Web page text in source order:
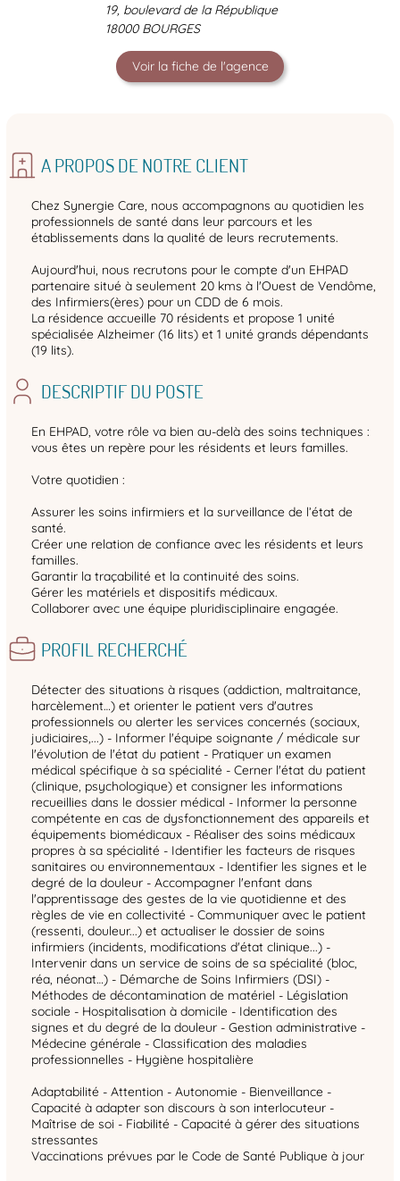
19, boulevard de la République
18000 BOURGES
Voir la fiche de l'agence
A PROPOS DE NOTRE CLIENT
Chez Synergie Care, nous accompagnons au quotidien les
professionnels de santé dans leur parcours et les
établissements dans la qualité de leurs recrutements.
Aujourd'hui, nous recrutons pour le compte d'un EHPAD
partenaire situé à seulement 20 kms à l'Ouest de Vendôme,
des Infirmiers(ères) pour un CDD de 6 mois.
La résidence accueille 70 résidents et propose 1 unité
spécialisée Alzheimer (16 lits) et 1 unité grands dépendants
(19 lits).
DESCRIPTIF DU POSTE
En EHPAD, votre rôle va bien au-delà des soins techniques :
vous êtes un repère pour les résidents et leurs familles.
Votre quotidien :
Assurer les soins infirmiers et la surveillance de l’état de
santé.
Créer une relation de confiance avec les résidents et leurs
familles.
Garantir la traçabilité et la continuité des soins.
Gérer les matériels et dispositifs médicaux.
Collaborer avec une équipe pluridisciplinaire engagée.
PROFIL RECHERCHÉ
Détecter des situations à risques (addiction, maltraitance,
harcèlement…) et orienter le patient vers d'autres
professionnels ou alerter les services concernés (sociaux,
judiciaires,...) - Informer l'équipe soignante / médicale sur
l'évolution de l'état du patient - Pratiquer un examen
médical spécifique à sa spécialité - Cerner l'état du patient
(clinique, psychologique) et consigner les informations
recueillies dans le dossier médical - Informer la personne
compétente en cas de dysfonctionnement des appareils et
équipements biomédicaux - Réaliser des soins médicaux
propres à sa spécialité - Identifier les facteurs de risques
sanitaires ou environnementaux - Identifier les signes et le
degré de la douleur - Accompagner l'enfant dans
l'apprentissage des gestes de la vie quotidienne et des
règles de vie en collectivité - Communiquer avec le patient
(ressenti, douleur...) et actualiser le dossier de soins
infirmiers (incidents, modifications d'état clinique...) -
Intervenir dans un service de soins de sa spécialité (bloc,
réa, néonat…) - Démarche de Soins Infirmiers (DSI) -
Méthodes de décontamination de matériel - Législation
sociale - Hospitalisation à domicile - Identification des
signes et du degré de la douleur - Gestion administrative -
Médecine générale - Classification des maladies
professionnelles - Hygiène hospitalière
Adaptabilité - Attention - Autonomie - Bienveillance -
Capacité à adapter son discours à son interlocuteur -
Maîtrise de soi - Fiabilité - Capacité à gérer des situations
stressantes
Vaccinations prévues par le Code de Santé Publique à jour